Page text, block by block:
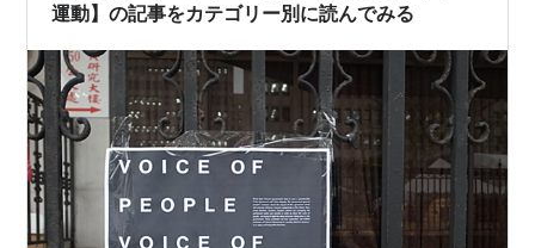
運動】の記事をカテゴリー別に読んでみる